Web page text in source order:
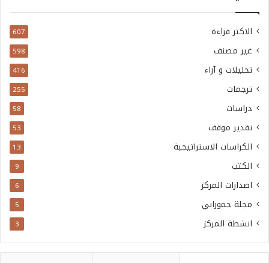
الاكثر قراءة 607
غير مصنف 598
تحليلات و آراء 416
ترجمات 255
دراسات 58
تقدير موقف 53
الكراسات الاستراتيجية 13
الكتب 9
اصدارات المركز 6
مجلة حمورابي 5
انشطة المركز 3